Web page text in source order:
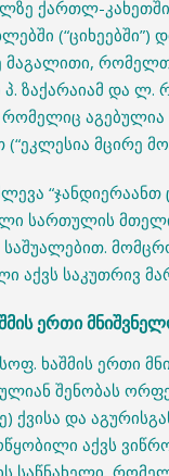
ქართლ-
(“ციხეებში”)
მაგალითი,
ზაქარაიამ და
მცირე
“ჯანდიერაანთ
სართულის
საკუთრივ
ერთი
სოფ. ხაშმის ერთი
შენობას
ქვისა და
აქვს